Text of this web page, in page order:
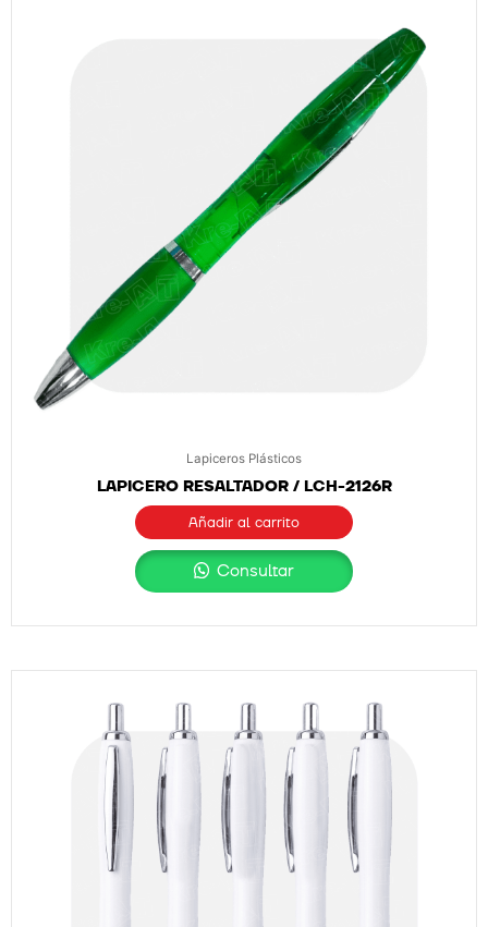
Lapiceros Plásticos
LAPICERO RESALTADOR / LCH-2126R
Añadir al carrito
Consultar